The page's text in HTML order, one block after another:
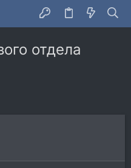
отдела